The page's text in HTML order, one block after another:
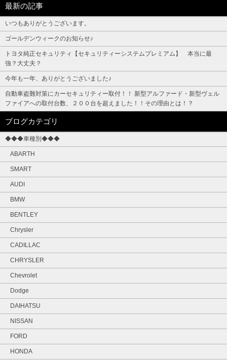
最新の記事
いつもありがとうございます。
ゴールデンウィークのお知らせ♪
トヨタ純正セキュリティ【セキュリティーシステムプレミアム】 本当に最
強？大丈夫？
今年も一年、ありがとうございました♪
自動車盗難対策にカーセキュリティー取付！！ 新型アルファード・新型ヴェル
ファイアへの取付台数、２００台を超えました！！その理由とは！？
ブログカテゴリ
◆◆◆車種別◆◆◆
ABARTH
SMART
AUDI
BMW
BENTLEY
Chrysler
CADILLAC
CHRYSLER
Chevrolet
Dodge
DAIHATSU
NISSAN
FORD
HONDA